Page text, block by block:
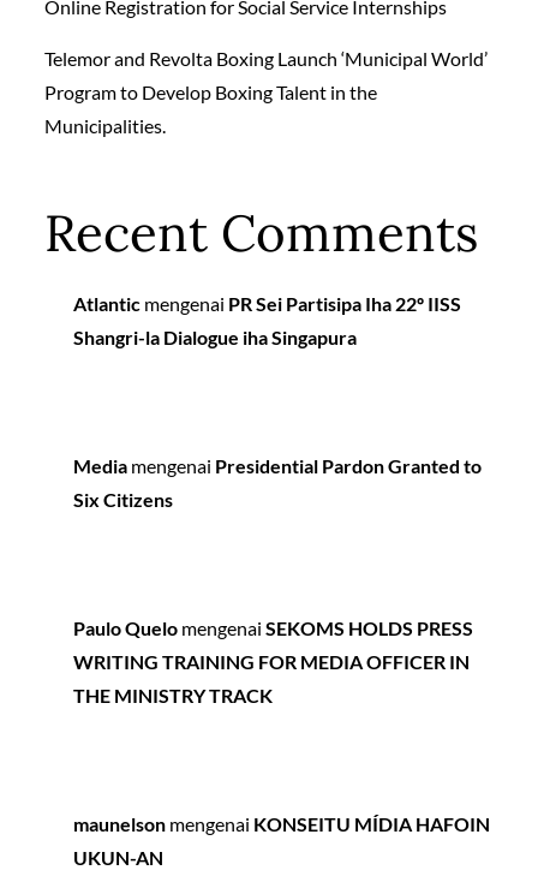
Online Registration for Social Service Internships
Telemor and Revolta Boxing Launch ‘Municipal World’
Program to Develop Boxing Talent in the
Municipalities.
Recent Comments
Atlantic mengenai PR Sei Partisipa Iha 22º IISS
Shangri-la Dialogue iha Singapura
Media mengenai Presidential Pardon Granted to
Six Citizens
Paulo Quelo mengenaiSEKOMS HOLDS PRESS
WRITING TRAINING FOR MEDIA OFFICER IN
THE MINISTRY TRACK
maunelson mengenai KONSEITU MÍDIA HAFOIN
UKUN-AN